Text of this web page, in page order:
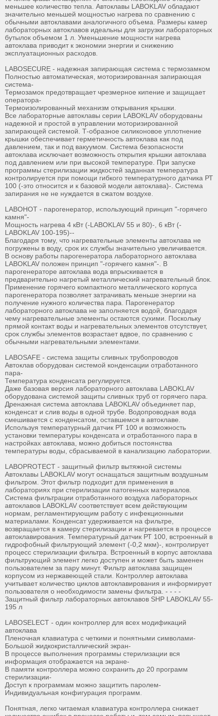
меньшее количество тепла. Автоклавы LABOKLAV обладают
значительно меньшей мощностью нагрева по сравнению с
обычными автоклавами аналогичного объема. Размеры камер
лабораторных автоклавов идеальны для загрузки лабораторных
бутылок объемом 1 л. Уменьшение мощности нагрева
автоклава приводит к экономии энергии и снижению
эксплуатационных расходов.
LABOSECURE - надежная запирающая система с термозамком
Полностью автоматическая, моторизированная запирающая
система-
Термозамок предотвращает чрезмерное кипение и защищает
оператора-
Термоизолированный механизм открывания крышки.
Все лабораторные автоклавы серии LABOKLAV оборудованы
надежной и простой в управлении моторизированной
запирающей системой. Т-образное силиконовое уплотнение
крышки обеспечивает герметичность автоклава как под
давлением, так и под вакуумом. Система безопасности
автоклава исключает возможность открытия крышки автоклава
под давлением или при высокой температуре. При запуске
программы стерилизации жидкостей заданная температура
контролируется при помощи гибкого температурного датчика РТ
100 (-это относится и к базовой модели автоклава)-. Система
запирания не не нуждается в сжатом воздухе.
LABOHOT - парогенератор, использующий принцип "-горячего
камня"-
Мощность нагрева 4 кВт (-LABOKLAV 55 и 80)-, 6 кВт (-
LABOKLAV 100-195)--
Благодаря тому, что нагревательные элементы автоклава не
погружены в воду, срок их службы значительно увеличивается.
В основу работы парогенератора лабораторного автоклава
LABOKLAV положен принцип "-горячего камня"-. В
парогенераторе автоклава вода впрыскивается в
предварительно нагретый металлический нагревательный блок.
Применение горячего компактного металлического корпуса
парогенератора позволяет затрачивать меньше энергии на
получение нужного количества пара. Парогенератор
лабораторного автоклава не заполняется водой, благодаря
чему нагревательные элементы остаются сухими. Поскольку
прямой контакт воды и нагревательных элементов отсутствует,
срок службы элементов возрастает вдвое, по сравнению с
обычными нагревательными элементами.
LABOSAFE - система защиты сливных трубопроводов
Автоклав оборудован системой конденсации отработанного
пара-
Температура конденсата регулируется.
Даже базовая версия лабораторного автоклава LABOKLAV
оборудована системой защиты сливных труб от горячего пара.
Дренажная система автоклава LABOKLAV объединяет пар,
конденсат и слив воды в одной трубе. Водопроводная вода
смешивается с конденсатом, оставшемся в автоклаве.
Используя температурный датчик РТ 100 и возможность
установки температуры конденсата и отработанного пара в
настройках автоклава, можно добиться постоянства
температуры воды, сбрасываемой в канализацию лаборатории.
LABOPROTECT - защитный фильтр вытяжной системы
Автоклавы LABOKLAV могут оснащаться защитным воздушным
фильтром. Этот фильтр подходит для применения в
лабораториях при стерилизации патогенных материалов.
Система фильтрации отработанного воздуха лабораторных
автоклавов LABOKLAV соответствует всем действующим
нормам, регламентирующим работу с инфекционными
материалами. Конденсат удерживается на фильтре,
возвращается в камеру стерилизации и нагревается в процессе
автоклавирования. Температурный датчик РТ 100, встроенный в
гидрофобный фильтрующий элемент (-0,2 мкм)-, контролирует
процесс стерилизации фильтра. Встроенный в корпус автоклава
фильтрующий элемент легко доступен и может быть заменен
пользователем за пару минут. Фильтр автоклава защищен
корпусом из нержавеющей стали. Контроллер автоклава
учитывает количество циклов автоклавирования и информирует
пользователя о необходимости замены фильтра. - - - -
Защитный фильтр лабораторных автоклавов SHP LABOKLAV 55-
195 л
LABOSELECT - один контроллер для всех модификаций
автоклава
Пленочная клавиатура с четкими и понятными символами-
Большой жидкокристаллический экран-
В процессе выполнения программы стерилизации вся
информация отображается на экране-
В памяти контроллера можно сохранить до 20 программ
стерилизации-
Доступ к программам можно защитить паролем-
Индивидуальная конфигурация программ.
Понятная, легко читаемая клавиатура контроллера снижает